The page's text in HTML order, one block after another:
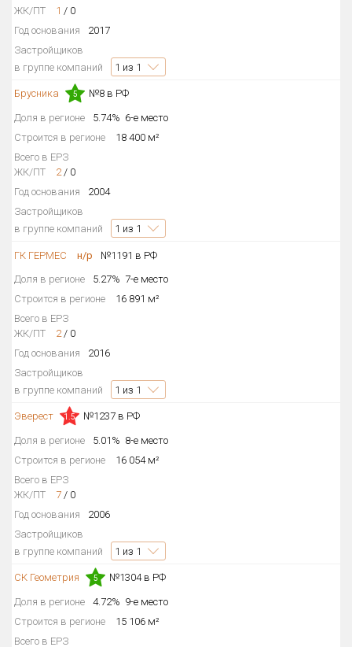
ЖК/ПТ
1 / 0
Год основания
2017
Застройщиков
в группе компаний
1 из 1
Брусника 5 №8 в РФ
Доля в регионе 5.74% 6-е место
Строится в регионе
18 400 м²
Всего в ЕРЗ
ЖК/ПТ
2/ 0
Год основания
2004
Застройщиков
в группе компаний
1 из 1
ГК ГЕРМЕС н/р
№1191 в РФ
Доля в регионе
5.27% 7-е место
Строится в регионе
16 891 м²
Всего в ЕРЗ
ЖК/ПТ
2/ 0
Год основания
2016
Застройщиков
в группе компаний
1 из 1
Эверест 1.5 №1237 в РФ
Доля в регионе 5.01% 8-е место
Строится в регионе
16 054 м²
Всего в ЕРЗ
ЖК/ПТ
7 / 0
Год основания
2006
Застройщиков
в группе компаний
1 из 1
СК Геометрия 5 №1304 в РФ
Доля в регионе 4.72% 9-е место
Строится в регионе
15 106 м²
Всего в ЕРЗ